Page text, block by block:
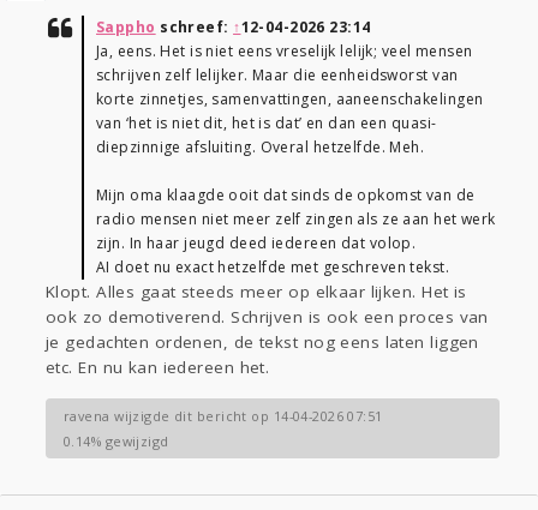
Sappho schreef: ↑12-04-2026 23:14
Ja, eens. Het is niet eens vreselijk lelijk; veel mensen
schrijven zelf lelijker. Maar die eenheidsworst van
korte zinnetjes, samenvattingen, aaneenschakelingen
van ‘het is niet dit, het is dat’ en dan een quasi-
diepzinnige afsluiting. Overal hetzelfde. Meh.
Mijn oma klaagde ooit dat sinds de opkomst van de
radio mensen niet meer zelf zingen als ze aan het werk
zijn. In haar jeugd deed iedereen dat volop.
AI doet nu exact hetzelfde met geschreven tekst.
Klopt. Alles gaat steeds meer op elkaar lijken. Het is
ook zo demotiverend. Schrijven is ook een proces van
je gedachten ordenen, de tekst nog eens laten liggen
etc. En nu kan iedereen het.
ravena wijzigde dit bericht op 14-04-2026 07:51
0.14% gewijzigd